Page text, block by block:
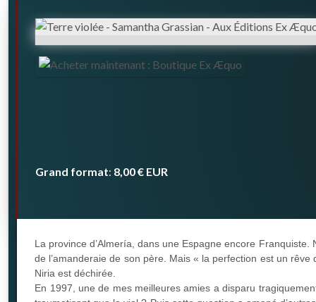
Grand format: 8,00 € EUR
La province d’Almería, dans une Espagne encore
de l’amanderaie de son père. Mais « la perfection est un
Niria est déchirée.
En 1997, une de mes meilleures amies a disparu